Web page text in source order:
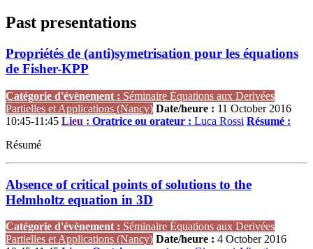
Past presentations
Propriétés de (anti)symetrisation pour les équations
de Fisher-KPP
Catégorie d'évènement : Séminaire Équations aux Derivées
Partielles et Applications (Nancy) Date/heure : 11 October 2016
10:45-11:45 Lieu : Oratrice ou orateur : Luca Rossi Résumé :
Résumé
Absence of critical points of solutions to the
Helmholtz equation in 3D
Catégorie d'évènement : Séminaire Équations aux Derivées
Partielles et Applications (Nancy) Date/heure : 4 October 2016